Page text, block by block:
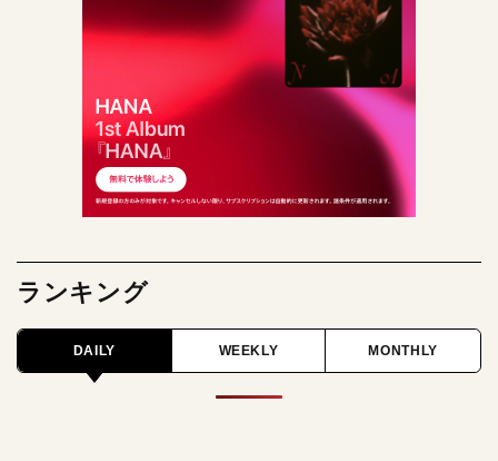
ランキング
DAILY WEEKLY MONTHLY